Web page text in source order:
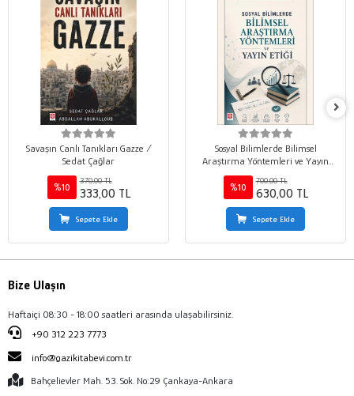
Savaşın Canlı Tanıkları Gazze /
Sedat Çağlar
%10
370,00 TL
333,00 TL
Sepete Ekle
Sosyal Bilimlerde Bilimsel
Araştırma Yöntemleri ve Yayın
Etiği / Mehmet Marangoz
%10
700,00 TL
630,00 TL
Sepete Ekle
Bize Ulaşın
Haftaiçi 08:30 - 18:00 saatleri arasında ulaşabilirsiniz.
+90 312 223 7773
info@gazikitabevi.com.tr
Bahçelievler Mah. 53. Sok. No:29 Çankaya-Ankara